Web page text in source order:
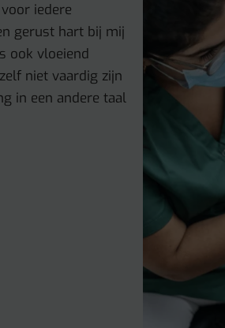
iedere
gerust hart bij mij
ook vloeiend
niet vaardig zijn
in een andere taal